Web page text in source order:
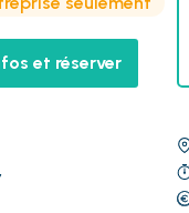
et réserver